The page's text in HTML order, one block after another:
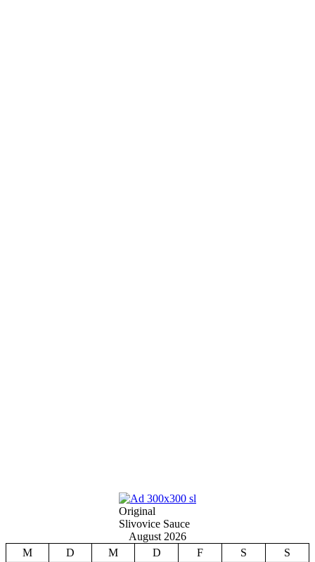
Original
Slivovice Sauce
August 2026
M
D M D F S
S